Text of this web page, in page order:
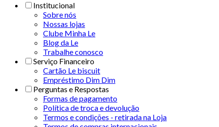
Institucional
Sobre nós
Nossas lojas
Clube Minha Le
Blog da Le
Trabalhe conosco
Serviço Financeiro
Cartão Le biscuit
Empréstimo Dim Dim
Perguntas e Respostas
Formas de pagamento
Política de troca e devolução
Termos e condições - retirada na Loja